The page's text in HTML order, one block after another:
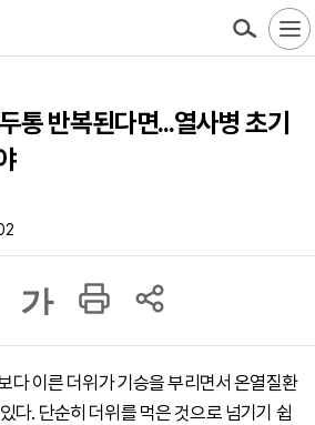
통 반복된다면...열사병 초기
가
다 이른 더위가 기승을 부리면서 온열질환
다. 단순히 더위를 먹은 것으로 넘기기 쉽